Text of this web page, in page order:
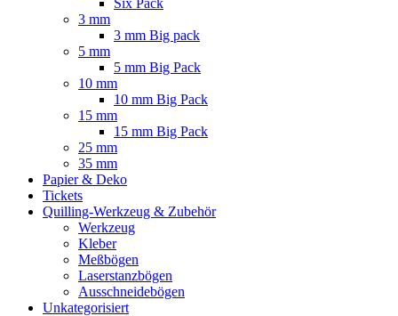
Six Pack
3 mm
3 mm Big pack
5 mm
5 mm Big Pack
10 mm
10 mm Big Pack
15 mm
15 mm Big Pack
25 mm
35 mm
Papier & Deko
Tickets
Quilling-Werkzeug & Zubehör
Werkzeug
Kleber
Meßbögen
Laserstanzbögen
Ausschneidebögen
Unkategorisiert